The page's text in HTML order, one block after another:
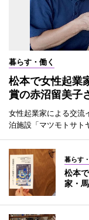
暮らす・働く
松本で女性起
賞の赤沼留美子
女性起業家による交流
泊施設「マツモトサト
暮らす
松本
家・